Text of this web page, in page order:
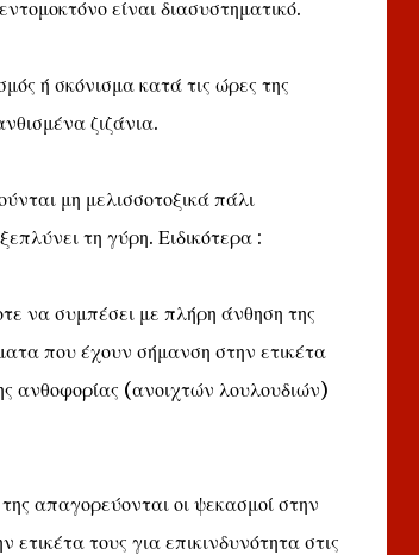
είναι διασυστηματικό.
ή σκόνισμα κατά τις ώρες της
ζιζάνια.
μη μελισσοτοξικά πάλι
τη γύρη. Ειδικότερα :
να συμπέσει με πλήρη άνθηση της
που έχουν σήμανση στην ετικέτα
ανθοφορίας (ανοιχτών λουλουδιών)
απαγορεύονται οι ψεκασμοί στην
τους για επικινδυνότητα στις